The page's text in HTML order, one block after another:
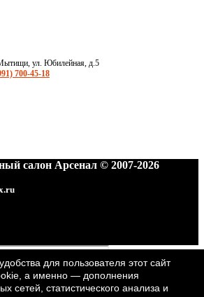
ул. Юбилейная, д.5
700-45-18
салон Арсенал © 2007-2026
для пользователя этот сайт
а именно — дополнения
сетей, статистического анализа и